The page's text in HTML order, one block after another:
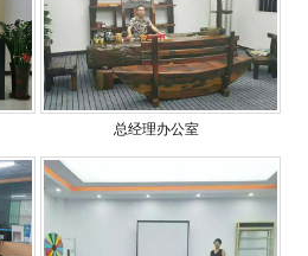
总经理办公室